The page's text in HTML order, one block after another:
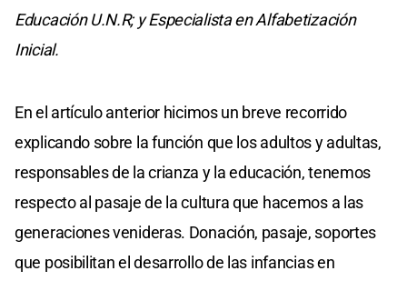
Educación U.N.R; y Especialista en Alfabetización
Inicial.
En el artículo anterior hicimos un breve recorrido
explicando sobre la función que los adultos y adultas,
responsables de la crianza y la educación, tenemos
respecto al pasaje de la cultura que hacemos a las
generaciones venideras. Donación, pasaje, soportes
que posibilitan el desarrollo de las infancias en